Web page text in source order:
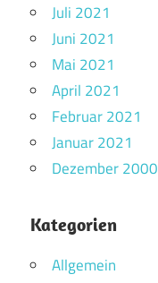
Juli 2021
Juni 2021
Mai 2021
April 2021
Februar 2021
Januar 2021
Dezember 2000
Kategorien
Allgemein